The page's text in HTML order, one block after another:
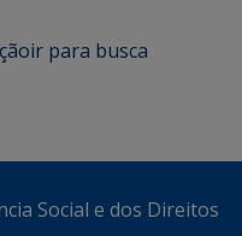
ir para busca
Social e dos Direitos